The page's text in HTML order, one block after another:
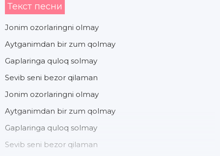
Текст песни
Jonim ozorlaringni olmay
Aytganimdan bir zum qolmay
Gaplaringa quloq solmay
Sevib seni bezor qilaman
Jonim ozorlaringni olmay
Aytganimdan bir zum qolmay
Gaplaringa quloq solmay
Sevib seni bezor qilaman